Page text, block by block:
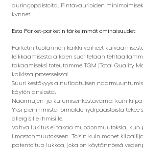
auringopaistolta. Pintavaurioiden
kynnet.
Esta Parket-parketin tärkeimmät ominaisuudet:
Parketin tuotannon kaikki vaiheet
leikkaamisesta alkaen suoritetaan
takaamiseksi toteutamme TQM (Total Quality
kaikissa prosesseissa!
Suuri kestävyys ainutlaatuisen
käytön ansiosta.
Naarmujen- ja kulumisenkestävämpi kuin
Yksi pienimmistä formaldehydipäästöistä tekee
allergisille ihmisille.
Vahva lukitus ei takaa muodonmuutoksia,
ilmastonmuutokseen. Toisin kuin monet
patentoitua lukkoa, joka on käytännössä